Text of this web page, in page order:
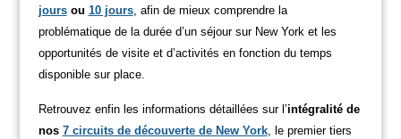
joursou 10 jours, afin de mieux comprendre la
problématique de la durée d’un séjour sur New York et les
opportunités de visite et d’activités en fonction du temps
disponible sur place.
Retrouvez enfin les informations détaillées sur l’intégralité de
nos 7 circuits de découverte de New York, le premier tiers